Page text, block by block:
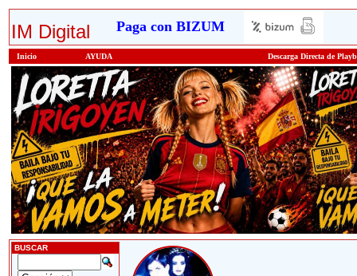
IM Digital Paga con BIZUM
Inicio AYUDA Descarga Directa de
BUSCAR